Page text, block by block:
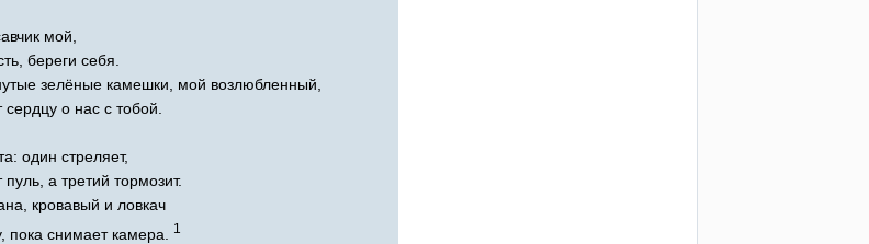
мой,
береги себя.
зелёные камешки, мой возлюбленный,
о нас с тобой.
один стреляет,
а третий тормозит.
кровавый и ловкач
пока снимает камера.
1